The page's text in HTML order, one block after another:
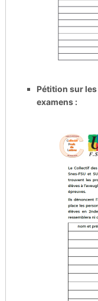
Pétition sur
examens :